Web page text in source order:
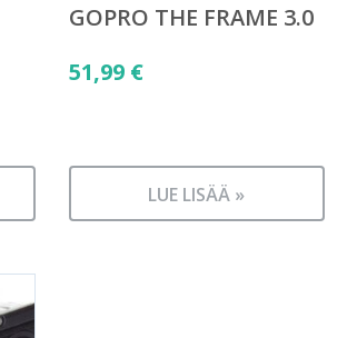
GOPRO THE FRAME 3.0
51,99 €
LUE LISÄÄ »